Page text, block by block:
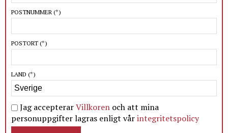
POSTNUMMER (*)
POSTORT (*)
LAND (*)
Jag accepterarVillkoren och att mina
personuppgifter lagras enligt vårintegritetspolicy